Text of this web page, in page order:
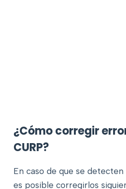
¿Cómo corregir
CURP?
En caso de que se detecten
es posible corregirlos